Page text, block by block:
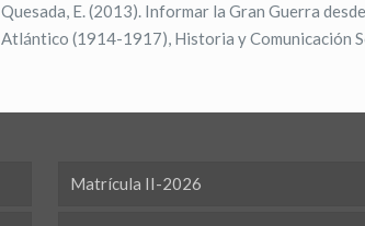
Quesada, E. (2013). Informar la Gran Guerra
Atlántico (1914-1917), Historia y Comunicación
Matrícula II-2026